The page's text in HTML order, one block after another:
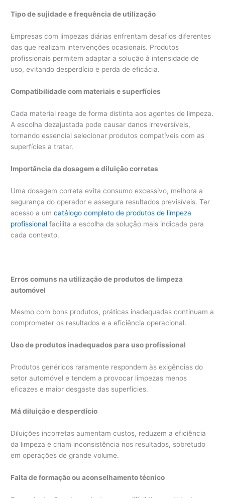
Tipo de sujidade e frequência de utilização
Empresas com limpezas diárias enfrentam desafios diferentes
das que realizam intervenções ocasionais. Produtos
profissionais permitem adaptar a solução à intensidade de
uso, evitando desperdício e perda de eficácia.
Compatibilidade com materiais e superfícies
Cada material reage de forma distinta aos agentes de limpeza.
A escolha dezajustada pode causar danos irreversíveis,
tornando essencial selecionar produtos compatíveis com as
superfícies a tratar.
Importância da dosagem e diluição corretas
Uma dosagem correta evita consumo excessivo, melhora a
segurança do operador e assegura resultados previsíveis. Ter
acesso a umcatálogo completo de produtos de limpeza
profissional facilita a escolha da solução mais indicada para
cada contexto.
Erros comuns na utilização de produtos de limpeza
automóvel
Mesmo com bons produtos, práticas inadequadas continuam a
comprometer os resultados e a eficiência operacional.
Uso de produtos inadequados para uso profissional
Produtos genéricos raramente respondem às exigências do
setor automóvel e tendem a provocar limpezas menos
eficazes e maior desgaste das superfícies.
Má diluição e desperdício
Diluições incorretas aumentam custos, reduzem a eficiência
da limpeza e criam inconsistência nos resultados, sobretudo
em operações de grande volume.
Falta de formação ou aconselhamento técnico